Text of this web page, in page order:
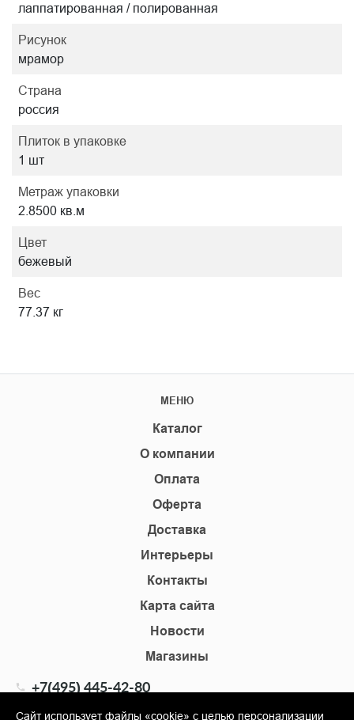
лаппатированная / полированная
Рисунок
мрамор
Страна
россия
Плиток в упаковке
1 шт
Метраж упаковки
2.8500 кв.м
Цвет
бежевый
Вес
77.37 кг
МЕНЮ
Каталог
О компании
Оплата
Оферта
Доставка
Интерьеры
Контакты
Карта сайта
Новости
Магазины
+7(495) 445-42-80
Сайт использует файлы «cookie» с целью персонализации